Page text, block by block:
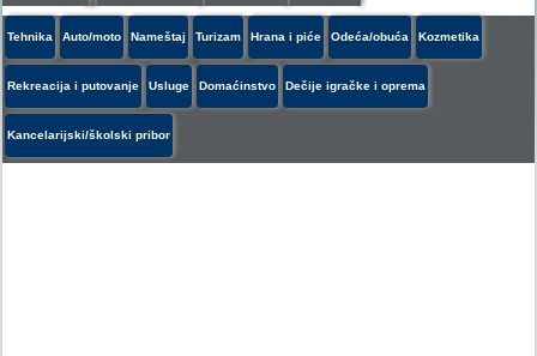
Tehnika Auto/moto Nameštaj Turizam Hrana i piće Odeća/obuća Kozmetika
Rekreacija i putovanje Usluge Domaćinstvo Dečije igračke i oprema
Kancelarijski/školski pribor